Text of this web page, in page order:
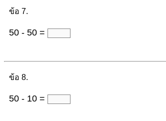
ข้อ 7.
50 - 50 =
ข้อ 8.
50 - 10 =